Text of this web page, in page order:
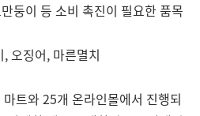
둥이 등 소비 촉진이 필요한 품목
오징어, 마른멸치
트와 25개 온라인몰에서 진행되